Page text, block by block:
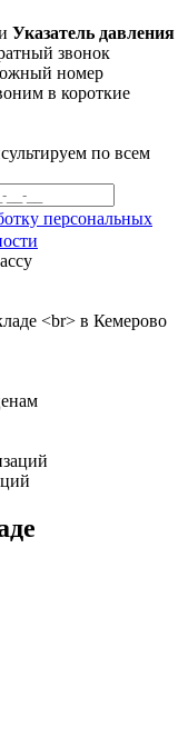
Указатель давления
звонок
номер
в короткие
по всем
персональных